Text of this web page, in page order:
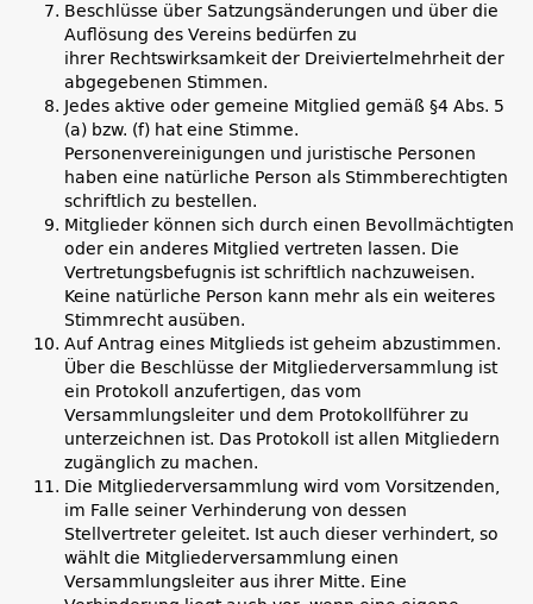
Beschlüsse über Satzungsänderungen und über die
Auflösung des Vereins bedürfen zu
ihrer Rechtswirksamkeit der Dreiviertelmehrheit der
abgegebenen Stimmen.
Jedes aktive oder gemeine Mitglied gemäß §4 Abs. 5
(a) bzw. (f) hat eine Stimme.
Personenvereinigungen und juristische Personen
haben eine natürliche Person als Stimmberechtigten
schriftlich zu bestellen.
Mitglieder können sich durch einen Bevollmächtigten
oder ein anderes Mitglied vertreten lassen. Die
Vertretungsbefugnis ist schriftlich nachzuweisen.
Keine natürliche Person kann mehr als ein weiteres
Stimmrecht ausüben.
Auf Antrag eines Mitglieds ist geheim abzustimmen.
Über die Beschlüsse der Mitgliederversammlung ist
ein Protokoll anzufertigen, das vom
Versammlungsleiter und dem Protokollführer zu
unterzeichnen ist. Das Protokoll ist allen Mitgliedern
zugänglich zu machen.
Die Mitgliederversammlung wird vom Vorsitzenden,
im Falle seiner Verhinderung von dessen
Stellvertreter geleitet. Ist auch dieser verhindert, so
wählt die Mitgliederversammlung einen
Versammlungsleiter aus ihrer Mitte. Eine